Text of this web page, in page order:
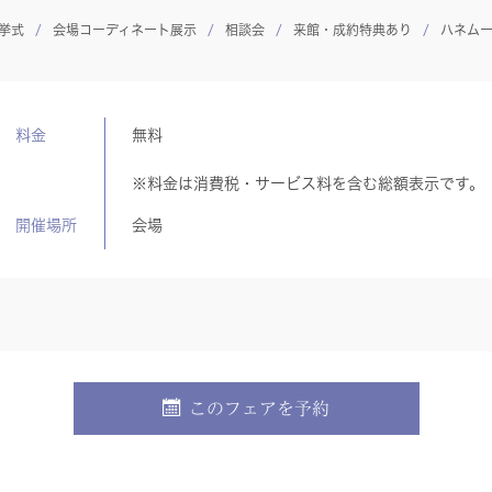
式 会場コーディネート展示 相談会 来館・成約特典あり ハネム
料金 無料
※料金は消費税・サービス料を含む総額表示です。
開催場所 会場
このフェアを予約